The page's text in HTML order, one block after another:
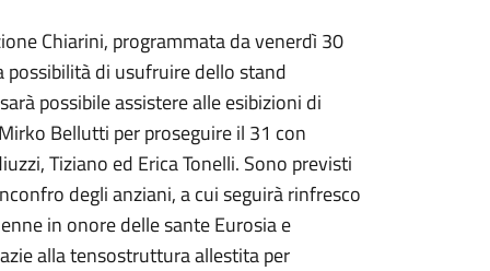
Chiarini, programmata da venerdì 30
di usufruire dello stand
possibile assistere alle esibizioni di
Bellutti per proseguire il 31 con
Tiziano ed Erica Tonelli. Sono previsti
degli anziani, a cui seguirà rinfresco
in onore delle sante Eurosia e
alla tensostruttura allestita per